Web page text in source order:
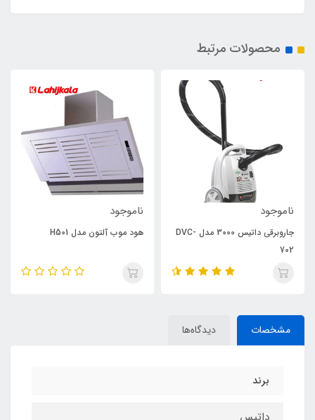
محصولات مرتبط
ناموجود
جاروبرقی داتیس 3000 مدل DVC-
702
ناموجود
هود موب آلتون مدل H501
مشخصات دیدگاه‌ها
برند